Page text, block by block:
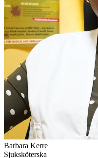
Barbara Kerre
Sjuksköterska